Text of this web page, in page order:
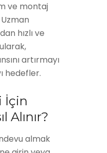
ve montaj
hızlı ve
artırmayı
hedefler.
İçin
Alınır?
almak